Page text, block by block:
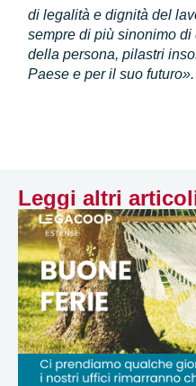
di legalità e dignità del
sempre di più sinonimo
della persona, pilastri
Paese e per il suo futuro».
Leggi altri